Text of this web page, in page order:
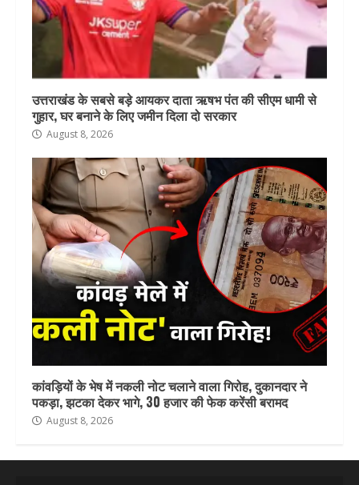
उत्तराखंड के सबसे बड़े आयकर दाता ऋषभ पंत की सीएम धामी से
गुहार, घर बनाने के लिए जमीन दिला दो सरकार
August 8, 2026
कांवड़ियों के भेष में नकली नोट चलाने वाला गिरोह, दुकानदार ने
पकड़ा, झटका देकर भागे, 30 हजार की फेक करेंसी बरामद
August 8, 2026